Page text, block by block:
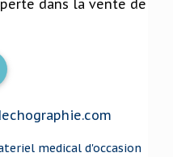
dans la vente de
medical d'occasion